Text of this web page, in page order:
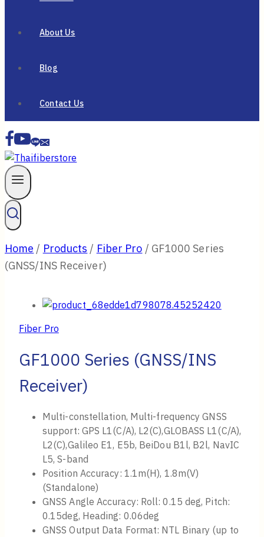
About Us
Blog
Contact Us
Home / Products / Fiber Pro / GF1000 Series
(GNSS/INS Receiver)
Fiber Pro
GF1000 Series (GNSS/INS
Receiver)
Multi-constellation, Multi-frequency GNSS
support: GPS L1(C/A), L2(C),GLOBASS L1(C/A),
L2(C),Galileo E1, E5b, BeiDou B1l, B2l, NavIC
L5, S-band
Position Accuracy: 1.1m(H), 1.8m(V)
(Standalone)
GNSS Angle Accuracy: Roll: 0.15 deg, Pitch:
0.15deg, Heading: 0.06deg
GNSS Output Data Format: NTL Binary (up to